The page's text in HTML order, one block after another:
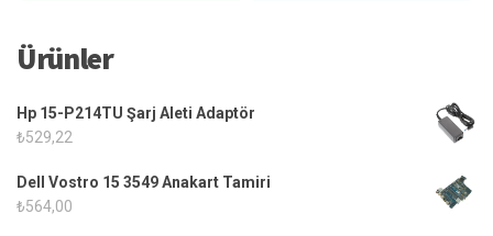
Ürünler
Hp 15-P214TU Şarj Aleti Adaptör
₺529,22
Dell Vostro 15 3549 Anakart Tamiri
₺564,00